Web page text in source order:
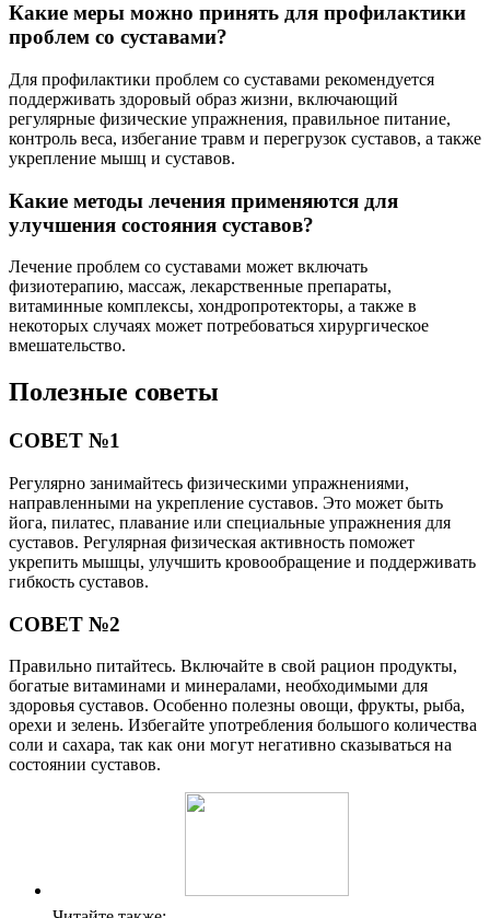
Какие меры можно принять для профилактики
проблем со суставами?
Для профилактики проблем со суставами рекомендуется
поддерживать здоровый образ жизни, включающий
регулярные физические упражнения, правильное питание,
контроль веса, избегание травм и перегрузок суставов, а также
укрепление мышц и суставов.
Какие методы лечения применяются для
улучшения состояния суставов?
Лечение проблем со суставами может включать
физиотерапию, массаж, лекарственные препараты,
витаминные комплексы, хондропротекторы, а также в
некоторых случаях может потребоваться хирургическое
вмешательство.
Полезные советы
СОВЕТ №1
Регулярно занимайтесь физическими упражнениями,
направленными на укрепление суставов. Это может быть
йога, пилатес, плавание или специальные упражнения для
суставов. Регулярная физическая активность поможет
укрепить мышцы, улучшить кровообращение и поддерживать
гибкость суставов.
СОВЕТ №2
Правильно питайтесь. Включайте в свой рацион продукты,
богатые витаминами и минералами, необходимыми для
здоровья суставов. Особенно полезны овощи, фрукты, рыба,
орехи и зелень. Избегайте употребления большого количества
соли и сахара, так как они могут негативно сказываться на
состоянии суставов.